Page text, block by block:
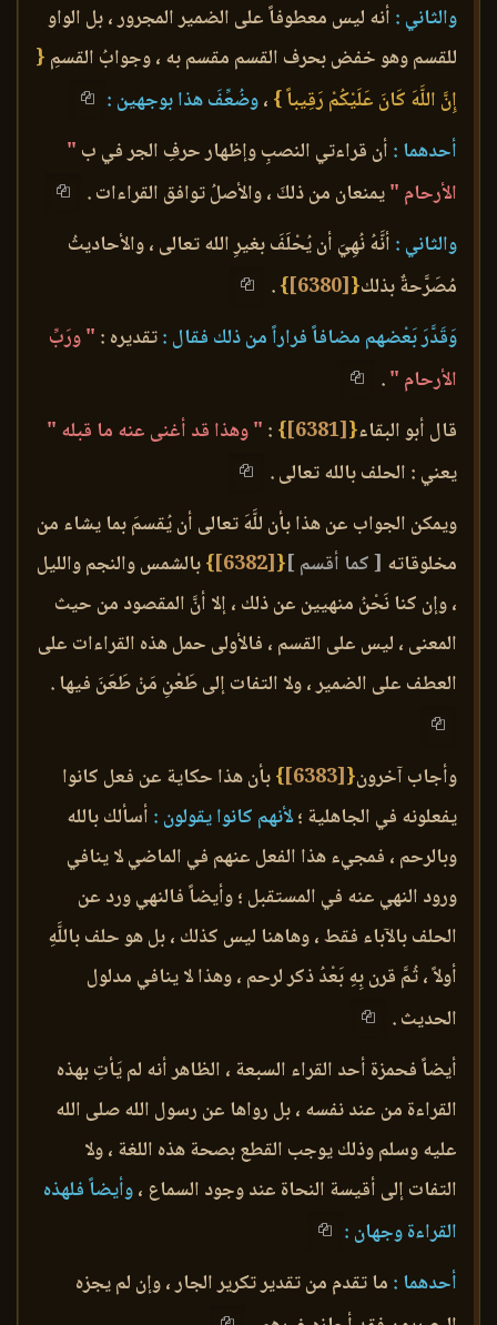
والثاني : أنه ليس معطوفاً على الضمير المجرور ، بل الواو
للقسم وهو خفض بحرف القسم مقسم به ، وجوابُ القسمِ {
إِنَّ اللَّهَ كَانَ عَلَيْكُمْ رَقِيباً } ،وضُعِّفَ هذا بوجهين :
أحدهما : أن قراءتي النصبِ وإظهار حرفِ الجر في ب "
الأرحام "يمنعان من ذلكَ ، والأصلُ توافق القراءات .
والثاني : أنَّهُ نُهِيَ أن يُحْلَفَ بغيرِ الله تعالى ، والأحاديثُ
مُصَرَّحةٌ بذلك{
[6380]
}
.
وَقَدَّرَ بَعْضهم مضافاً فراراً من ذلك فقال :تقديره : " ورَبِّ
الأرحام ".
قال أبو البقاء{
[6381]
}
: " وهذا قد أغنى عنه ما قبله "
يعني : الحلف بالله تعالى .
ويمكن الجواب عن هذا بأن للَّهَ تعالى أن يُقسمَ بما يشاء من
مخلوقاته [ كما أقسم ]{
[6382]
}بالشمس والنجم والليل
، وإن كنا نَحْنُ منهيين عن ذلك ، إلا أنَّ المقصود من حيث
المعنى ، ليس على القسم ، فالأولى حمل هذه القراءات على
العطف على الضمير ، ولا التفات إلى طَعْنِ مَنْ طَعَنَ فيها .
وأجاب آخرون{
[6383]
}بأن هذا حكاية عن فعل كانوا
يفعلونه في الجاهلية ؛لأنهم كانوا يقولون : أسألك بالله
وبالرحم ، فمجيء هذا الفعل عنهم في الماضي لا ينافي
ورود النهي عنه في المستقبل ؛ وأيضاً فالنهي ورد عن
الحلف بالآباء فقط ، وهاهنا ليس كذلك ، بل هو حلف باللَّهِ
أولاً ، ثُمَّ قرن بِهِ بَعْدُ ذكر لرحم ، وهذا لا ينافي مدلول
الحديث .
أيضاً فحمزة أحد القراء السبعة ، الظاهر أنه لم يَأتِ بهذه
القراءة من عند نفسه ، بل رواها عن رسول الله صلى الله
عليه وسلم وذلك يوجب القطع بصحة هذه اللغة ، ولا
التفات إلى أقيسة النحاة عند وجود السماع ،وأيضاً فلهذه
القراءة وجهان :
أحدهما : ما تقدم من تقدير تكرير الجار ، وإن لم يجزه